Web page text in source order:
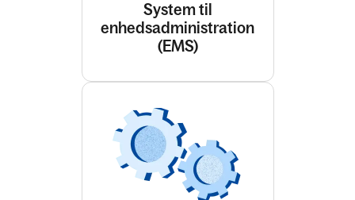
System til
enhedsadministration
(EMS)